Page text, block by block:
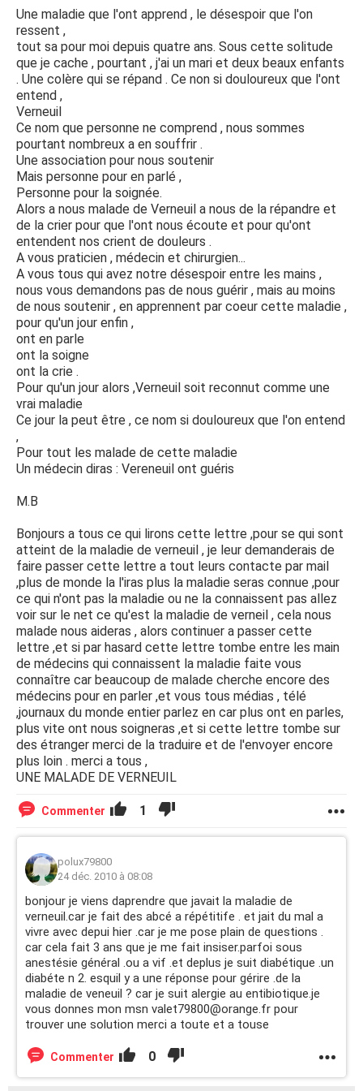
Là je craque et j'ai envie d'en parler avec des gens
atteints pour ne pas croire que ces choses là ne
retombent que sur moi.
Alors par la même occasion, j'aimerais avoir quelques
réponses à des questions qui commencent à me tarauder
l'esprit.
A t'on trouvé un traitement pour notre chère maladie ?
Peut-on avoir des aides financières ?
Peut-on être aidé vis à vis de nos emplois pour changer
de corps de métier ?
Quelle sont les aides que je peu bénéficier ?
Merci de m'avoir lu et je compatie toutes les personnes
atteintes de cette maladie rare.
Bien cordialement Alex
Une maladie que l'ont apprend , le désespoir que l'on
ressent ,
tout sa pour moi depuis quatre ans. Sous cette solitude
que je cache , pourtant , j'ai un mari et deux beaux enfants
. Une colère qui se répand . Ce non si douloureux que l'ont
entend ,
Verneuil
Ce nom que personne ne comprend , nous sommes
pourtant nombreux a en souffrir .
Une association pour nous soutenir
Mais personne pour en parlé ,
Personne pour la soignée.
Alors a nous malade de Verneuil a nous de la répandre et
de la crier pour que l'ont nous écoute et pour qu'ont
entendent nos crient de douleurs .
A vous praticien , médecin et chirurgien...
A vous tous qui avez notre désespoir entre les mains ,
nous vous demandons pas de nous guérir , mais au moins
de nous soutenir , en apprennent par coeur cette maladie ,
pour qu'un jour enfin ,
ont en parle
ont la soigne
ont la crie .
Pour qu'un jour alors ,Verneuil soit reconnut comme une
vrai maladie
Ce jour la peut être , ce nom si douloureux que l'on entend
,
Pour tout les malade de cette maladie
Un médecin diras : Vereneuil ont guéris
M.B
Bonjours a tous ce qui lirons cette lettre ,pour se qui sont
atteint de la maladie de verneuil , je leur demanderais de
faire passer cette lettre a tout leurs contacte par mail
,plus de monde la l'iras plus la maladie seras connue ,pour
ce qui n'ont pas la maladie ou ne la connaissent pas allez
voir sur le net ce qu'est la maladie de verneil , cela nous
malade nous aideras , alors continuer a passer cette
lettre ,et si par hasard cette lettre tombe entre les main
de médecins qui connaissent la maladie faite vous
connaître car beaucoup de malade cherche encore des
médecins pour en parler ,et vous tous médias , télé
,journaux du monde entier parlez en car plus ont en parles,
plus vite ont nous soigneras ,et si cette lettre tombe sur
des étranger merci de la traduire et de l'envoyer encore
plus loin . merci a tous ,
UNE MALADE DE VERNEUIL
Commenter 1
polux79800
24 déc. 2010 à 08:08
bonjour je viens daprendre que javait la maladie de
verneuil.car je fait des abcé a répétitife . et jait du mal a
vivre avec depui hier .car je me pose plain de questions .
car cela fait 3 ans que je me fait insiser.parfoi sous
anestésie général .ou a vif .et deplus je suit diabétique .un
diabéte n 2. esquil y a une réponse pour gérire .de la
maladie de veneuil ? car je suit alergie au entibiotique.je
vous donnes mon msn valet79800@orange.fr pour
trouver une solution merci a toute et a touse
Commenter 0